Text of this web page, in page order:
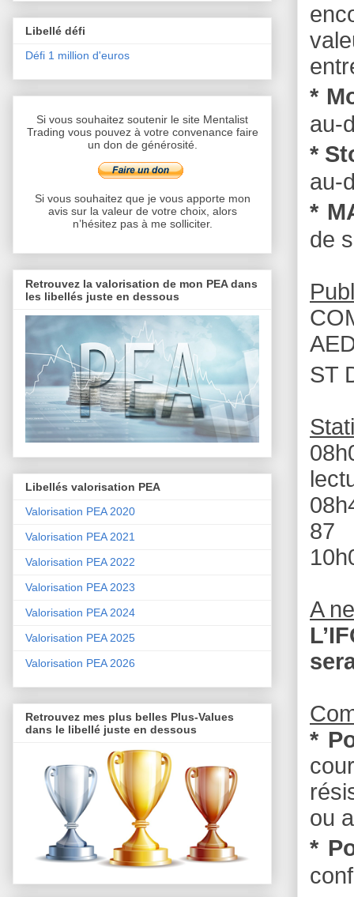
*
au-
*
au-
*
de
ST
87
A
*
ou
*
Libellé défi
Défi 1 million d'euros
Si vous souhaitez soutenir le site Mentalist
Trading vous pouvez à votre convenance faire
un don de générosité.
Si vous souhaitez que je vous apporte mon
avis sur la valeur de votre choix, alors
n’hésitez pas à me solliciter.
Retrouvez la valorisation de mon PEA dans
les libellés juste en dessous
Libellés valorisation PEA
Valorisation PEA 2020
Valorisation PEA 2021
Valorisation PEA 2022
Valorisation PEA 2023
Valorisation PEA 2024
Valorisation PEA 2025
Valorisation PEA 2026
Retrouvez mes plus belles Plus-Values
dans le libellé juste en dessous